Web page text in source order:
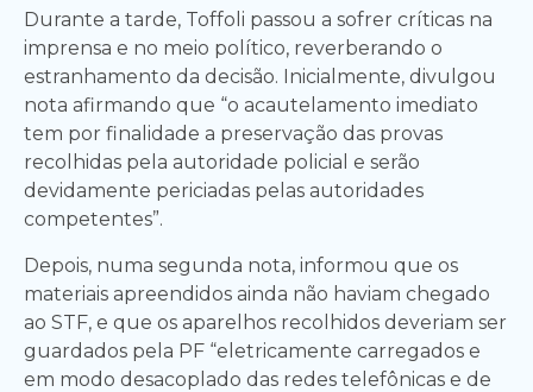
Durante a tarde, Toffoli passou a sofrer críticas na
imprensa e no meio político, reverberando o
estranhamento da decisão. Inicialmente, divulgou
nota afirmando que “o acautelamento imediato
tem por finalidade a preservação das provas
recolhidas pela autoridade policial e serão
devidamente periciadas pelas autoridades
competentes”.
Depois, numa segunda nota, informou que os
materiais apreendidos ainda não haviam chegado
ao STF, e que os aparelhos recolhidos deveriam ser
guardados pela PF “eletricamente carregados e
em modo desacoplado das redes telefônicas e de